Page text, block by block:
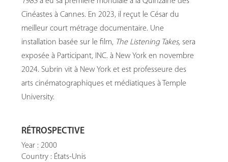
Cinéastes à Cannes. En 2023, il reçut le César du
meilleur court métrage documentaire. Une
installation basée sur le film, The Listening Takes,sera
exposée à Participant, INC. à New York en novembre
2024. Subrin vit à New York et est professeure des
arts cinématographiques et médiatiques à Temple
University.
RÉTROSPECTIVE
Year : 2000
Country : États-Unis